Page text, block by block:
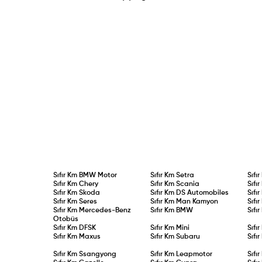
Sıfır Km BMW Motor Sıfır KmSetra
Sıfır KmChery Sıfır KmScania
Sıfır KmSkoda Sıfır Km DS Automobiles
Sıfır KmSeres Sıfır Km Man Kamyon
Sıfır Km Mercedes-Benz
Otobüs
Sıfır Km BMW
Sıfır Km DFSK Sıfır Km Mini
Sıfır Km Maxus Sıfır KmSubaru
Sıfır KmSsangyong Sıfır Km Leapmotor